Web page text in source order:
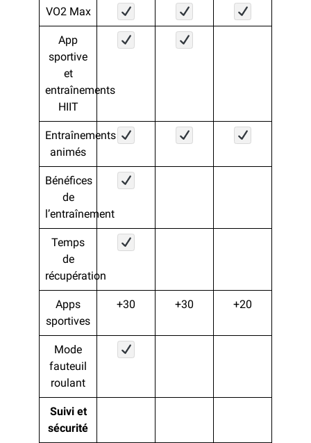
VO2 Max
App
sportive
et
entraînements
HIIT
Entraînements
animés
Bénéfices
de
l’entraînement
Temps
de
récupération
Apps
sportives
+30 +30 +20
Mode
fauteuil
roulant
Suivi et
sécurité